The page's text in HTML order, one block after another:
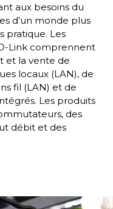
aux besoins du
d’un monde plus
pratique. Les
Link comprennent
et la vente de
locaux (LAN), de
fil (LAN) et de
Les produits
des
débit et des